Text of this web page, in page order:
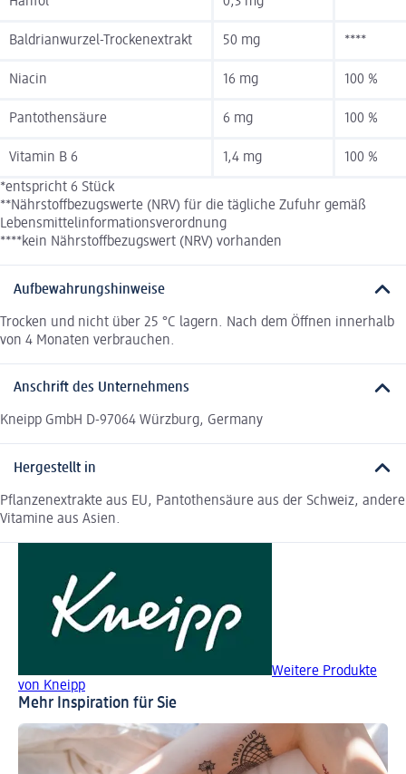
Baldrianwurzel-Trockenextrakt 50 mg ****
Niacin 16 mg 100 %
Pantothensäure 6 mg 100 %
Vitamin B 6 1,4 mg 100 %
*entspricht 6 Stück
**Nährstoffbezugswerte (NRV) für die tägliche Zufuhr gemäß
Lebensmittelinformationsverordnung
****kein Nährstoffbezugswert (NRV) vorhanden
Aufbewahrungshinweise
Trocken und nicht über 25 °C lagern. Nach dem Öffnen innerhalb
von 4 Monaten verbrauchen.
Anschrift des Unternehmens
Kneipp GmbH D-97064 Würzburg, Germany
Hergestellt in
Pflanzenextrakte aus EU, Pantothensäure aus der Schweiz, andere
Vitamine aus Asien.
Weitere Produkte
von Kneipp
Mehr Inspiration für Sie